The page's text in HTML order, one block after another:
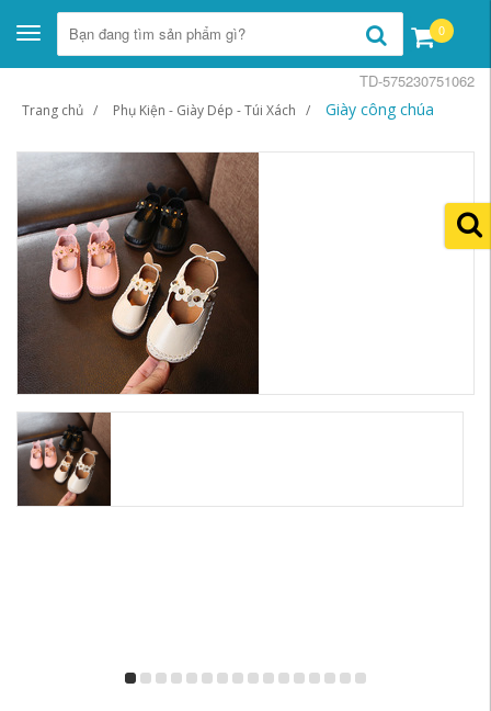
Toggle
navigation
0
Trang chủ Phụ Kiện - Giày Dép - Túi Xách Giày công chúa
TD-575230751062